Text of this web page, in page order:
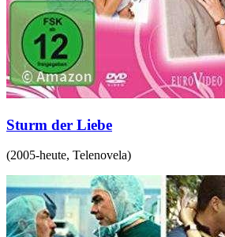
Sturm der Liebe
(2005-heute, Telenovela)